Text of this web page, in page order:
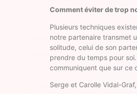
Comment éviter de trop
Plusieurs techniques
notre partenaire transmet
solitude, celui de son
prendre du temps pour
communiquent que sur ce
Serge et Carolle Vidal-